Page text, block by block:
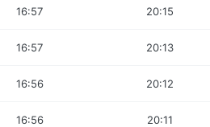
16:57 20:15
16:57 20:13
16:56 20:12
16:56 20:11